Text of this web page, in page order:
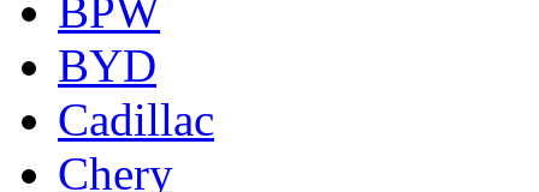
BPW
BYD
Cadillac
Chery